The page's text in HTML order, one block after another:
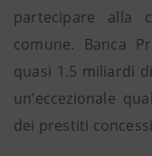
partecipare alla
comune. Banca
quasi 1.5 miliardi
un’eccezionale
dei prestiti